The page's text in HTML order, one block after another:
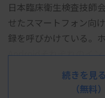
日本臨床衛生検査技師
せたスマートフォン向
録を呼びかけている。
Androidそれぞれのイ
書を掲載し、従来のプ
替えを求めている。
続きを見
（無料